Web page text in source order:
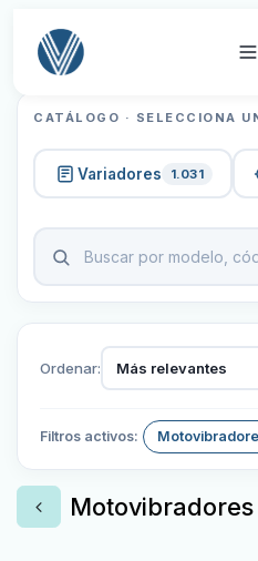
CATÁLOGO · SELECCIONA
Variadores 1.031
Ordenar: Más relevantes
Filtros activos:
Motovibradores